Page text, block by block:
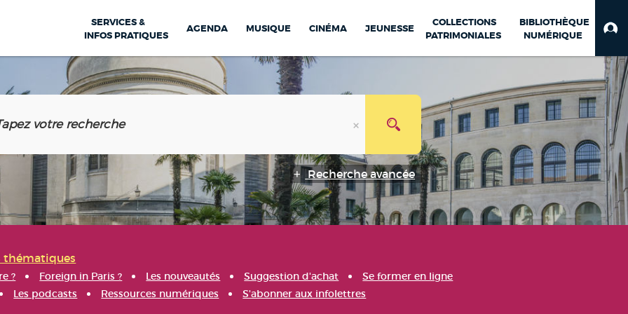
SERVICES &
INFOS PRATIQUES
AGENDA MUSIQUE CINÉMA JEUNESSE
COLLECTIONS
PATRIMONIALES
BIBLIOTHÈQUE
NUMÉRIQUE
Recherche avancée
thématiques
? Foreign in Paris ? Les nouveautés Suggestion d'achat
Se former en ligne
Les podcasts Ressources numériques S'abonner aux infolettres